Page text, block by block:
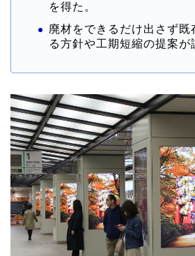
を得た。
廃材をできるだけ出さず既
る方針や工期短縮の提案が